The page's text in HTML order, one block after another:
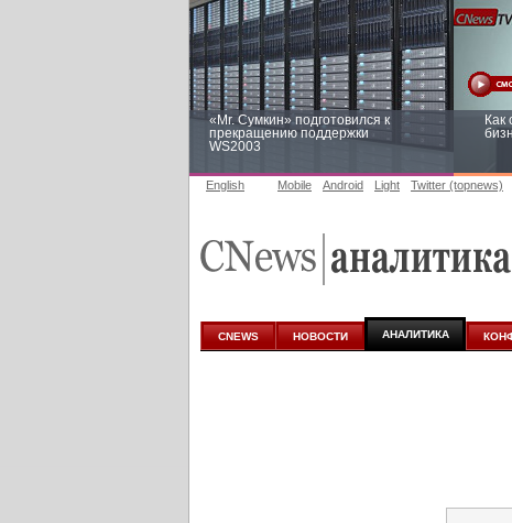
«Mr. Сумкин» подготовился к
прекращению поддержки
WS2003
Как
аналитике
English Mobile Android Light Twitter (topnews)
CNEWS НОВОСТИ АНАЛИТИКА